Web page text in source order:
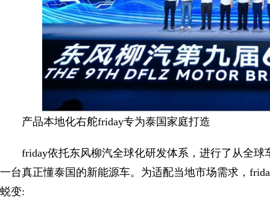
产品本地化右舵friday专为泰国家庭打造
friday依托东风柳汽全球化研发体系，进行了从全
一台真正懂泰国的新能源车。为适配当地市场需求，
蜕变: